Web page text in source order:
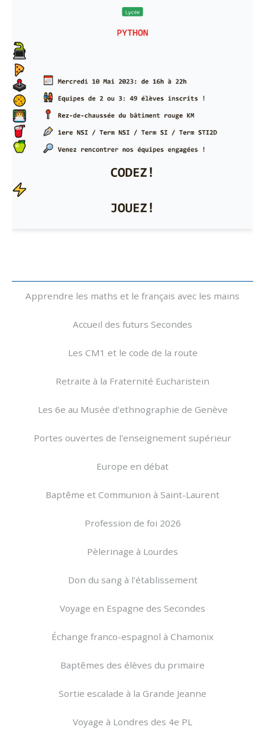
Navigation
Apprendre les maths et le français avec les mains
Accueil des futurs Secondes
Les CM1 et le code de la route
Retraite à la Fraternité Eucharistein
Les 6e au Musée d'ethnographie de Genève
Portes ouvertes de l'enseignement supérieur
Europe en débat
Baptême et Communion à Saint-Laurent
Profession de foi 2026
Pèlerinage à Lourdes
Don du sang à l'établissement
Voyage en Espagne des Secondes
Échange franco-espagnol à Chamonix
Baptêmes des élèves du primaire
Sortie escalade à la Grande Jeanne
Voyage à Londres des 4e PL